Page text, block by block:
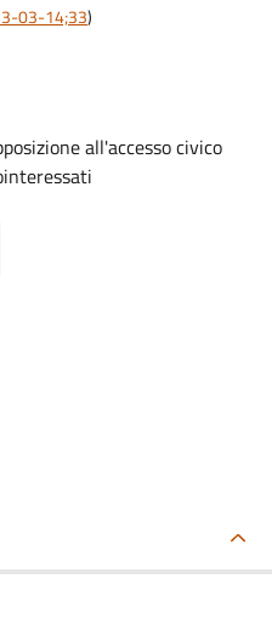
03-14;33)
all'accesso civico